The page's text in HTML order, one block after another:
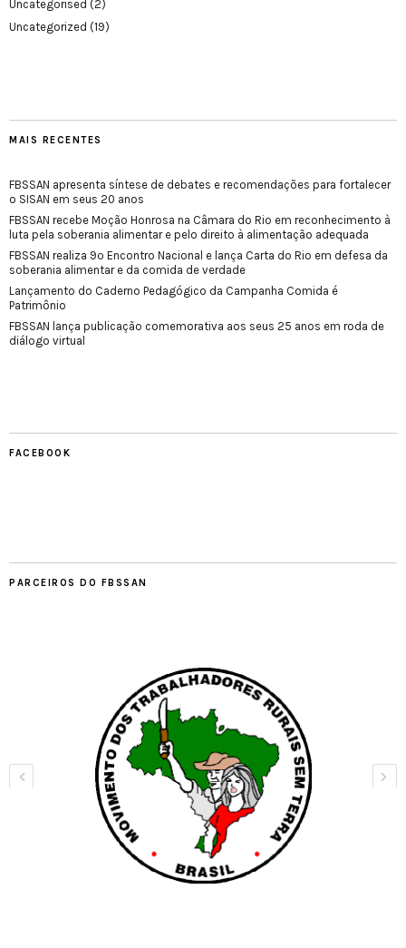
Uncategorised (2)
Uncategorized (19)
MAIS RECENTES
FBSSAN apresenta síntese de debates e recomendações para fortalecer
o SISAN em seus 20 anos
FBSSAN recebe Moção Honrosa na Câmara do Rio em reconhecimento à
luta pela soberania alimentar e pelo direito à alimentação adequada
FBSSAN realiza 9º Encontro Nacional e lança Carta do Rio em defesa da
soberania alimentar e da comida de verdade
Lançamento do Caderno Pedagógico da Campanha Comida é
Patrimônio
FBSSAN lança publicação comemorativa aos seus 25 anos em roda de
diálogo virtual
FACEBOOK
PARCEIROS DO FBSSAN